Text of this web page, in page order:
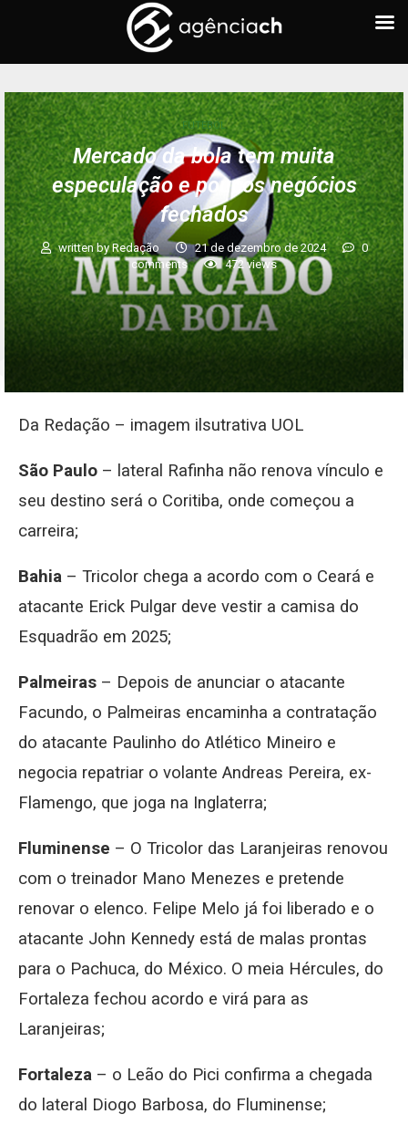
FUTEBOL
Mercado da bola tem muita
especulação e poucos negócios
fechados
written byRedação 21 de dezembro de 2024
0
comments
472 views
Da Redação – imagem ilsutrativa UOL
São Paulo – lateral Rafinha não renova vínculo e
seu destino será o Coritiba, onde começou a
carreira;
Bahia – Tricolor chega a acordo com o Ceará e
atacante Erick Pulgar deve vestir a camisa do
Esquadrão em 2025;
Palmeiras – Depois de anunciar o atacante
Facundo, o Palmeiras encaminha a contratação
do atacante Paulinho do Atlético Mineiro e
negocia repatriar o volante Andreas Pereira, ex-
Flamengo, que joga na Inglaterra;
Fluminense – O Tricolor das Laranjeiras renovou
com o treinador Mano Menezes e pretende
renovar o elenco. Felipe Melo já foi liberado e o
atacante John Kennedy está de malas prontas
para o Pachuca, do México. O meia Hércules, do
Fortaleza fechou acordo e virá para as
Laranjeiras;
Fortaleza – o Leão do Pici confirma a chegada
do lateral Diogo Barbosa, do Fluminense;